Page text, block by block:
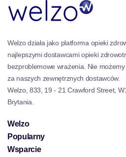
emocjonalnej.
właściwości przeciwzapalne i
Regularne spożycie może
obronę organizmu przed
pomagając w szybszych
wysiłku fizycznym lub chorobie.
W szczególności dla zdrowia
okazał wielką obietnicę
seksualnego poprzez
równowagi hormonalnej.
również korzystać z swoich
Welzo działa jako platforma opieki
najlepszymi dostawcami opieki
bezproblemowe wrażenia. Nie
za naszych zewnętrznych dostawców.
Welzo, 833, 19 - 21 Crawford Street,
Brytania.
Welzo
Popularny
Wsparcie